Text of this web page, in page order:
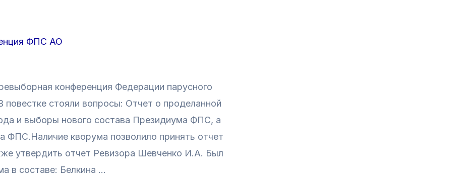
ФПС АО
конференция Федерации парусного
повестке стояли вопросы: Отчет о проделанной
и выборы нового состава Президиума ФПС, а
ФПС.Наличие кворума позволило принять отчет
утвердить отчет Ревизора Шевченко И.А. Был
в составе: Белкина …